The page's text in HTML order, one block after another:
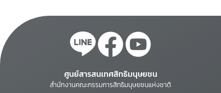
ศูนย์สารสนเทศสิทธิมนุษยชน
สำนักงานคณะกรรมการสิทธิมนุษยชนแห่งชาติ